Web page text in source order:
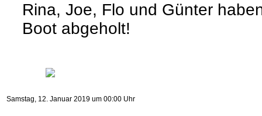
Rina, Joe, Flo und Günter
Boot abgeholt!
Samstag, 12. Januar 2019 um 00:00 Uhr